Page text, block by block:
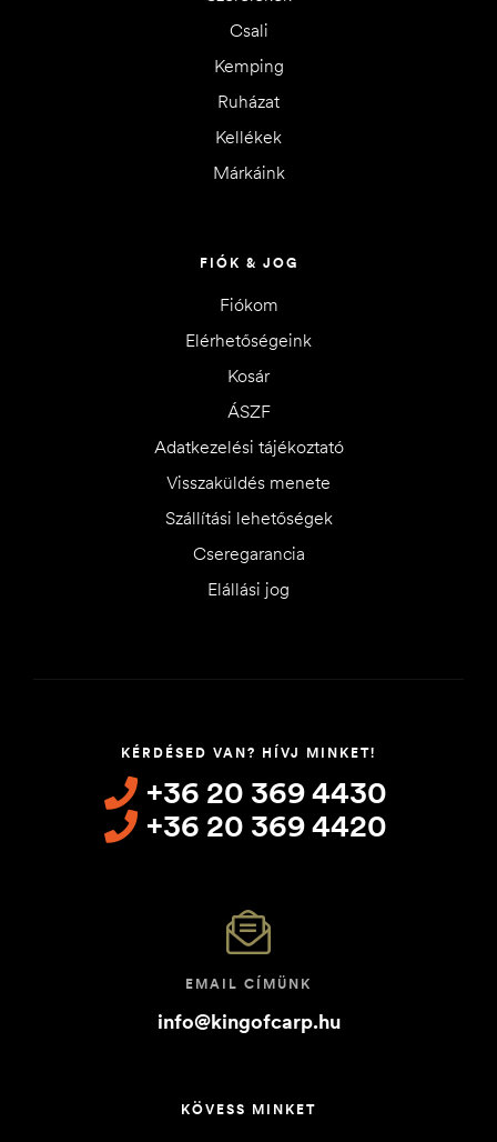
Csali
Kemping
Ruházat
Kellékek
Márkáink
FIÓK & JOG
Fiókom
Elérhetőségeink
Kosár
ÁSZF
Adatkezelési tájékoztató
Visszaküldés menete
Szállítási lehetőségek
Cseregarancia
Elállási jog
KÉRDÉSED VAN? HÍVJ MINKET!
+36 20 369 4430
+36 20 369 4420
EMAIL CÍMÜNK
info@kingofcarp.hu
KÖVESS MINKET